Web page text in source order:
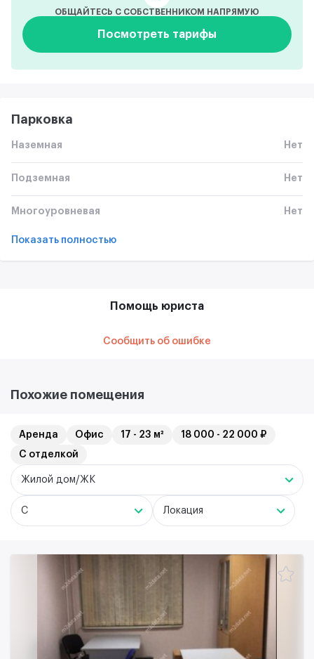
ОБЩАЙТЕСЬ С СОБСТВЕННИКОМ НАПРЯМУЮ
Посмотреть тарифы
Парковка
Наземная Нет
Подземная Нет
Многоуровневая Нет
Показать полностью
Помощь юриста
Сообщить об ошибке
Похожие помещения
Аренда Офис 17 - 23 м²
18 000 - 22 000 ₽
С отделкой
Жилой дом/ЖК
C Локация